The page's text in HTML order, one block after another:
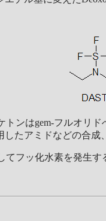
ンはgem-フルオリ
たアミドなどの合成
フッ化水素を発生